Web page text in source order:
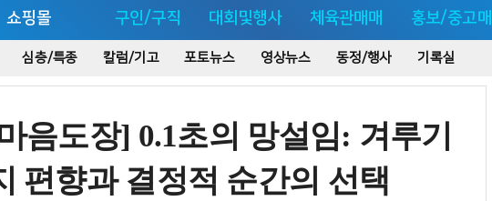
쇼핑몰 구인/구직 대회및행사 체육관매매 홍보/중고
심층/특종 칼럼/기고 포토뉴스 영상뉴스 동정/행사 기록실
음도장] 0.1초의 망설임: 겨루기
편향과 결정적 순간의 선택